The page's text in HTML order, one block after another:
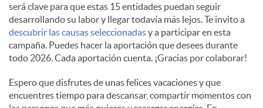
será clave para que estas 15 entidades puedan seguir
desarrollando su labor y llegar todavía más lejos. Te invito a
descubrir las causas seleccionadasy a participar en esta
campaña. Puedes hacer la aportación que desees durante
todo 2026. Cada aportación cuenta. ¡Gracias por colaborar!
Espero que disfrutes de unas felices vacaciones y que
encuentres tiempo para descansar, compartir momentos con